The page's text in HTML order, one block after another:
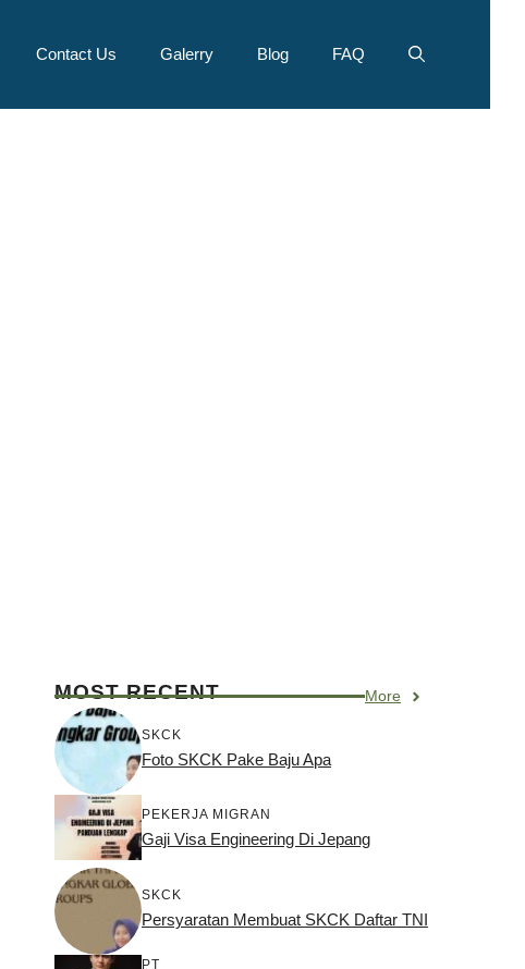
Contact Us Galerry Blog FAQ
MOST RECENT More
SKCK
Foto SKCK Pake Baju Apa
PEKERJA MIGRAN
Gaji Visa Engineering Di Jepang
SKCK
Persyaratan Membuat SKCK Daftar TNI
PT